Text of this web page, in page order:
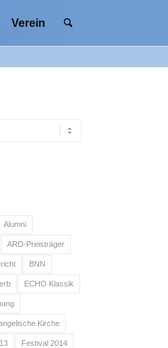
Verein
Alumni
ARD-Preisträger
BNN
ECHO Klassik
Kirche
Festival 2014